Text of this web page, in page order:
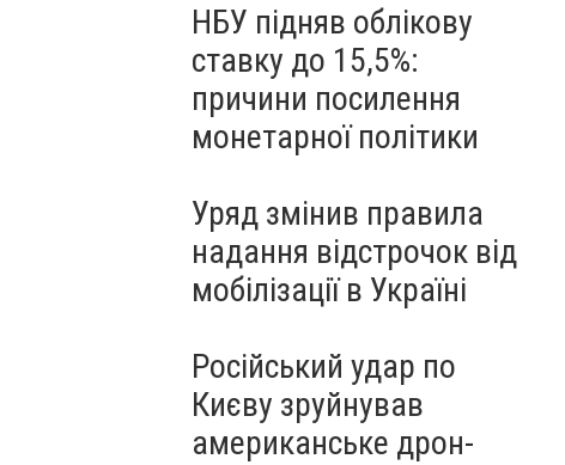
НБУ підняв облікову
ставку до 15,5%:
причини посилення
монетарної політики
Уряд змінив правила
надання відстрочок від
мобілізації в Україні
Російський удар по
Києву зруйнував
американське дрон-